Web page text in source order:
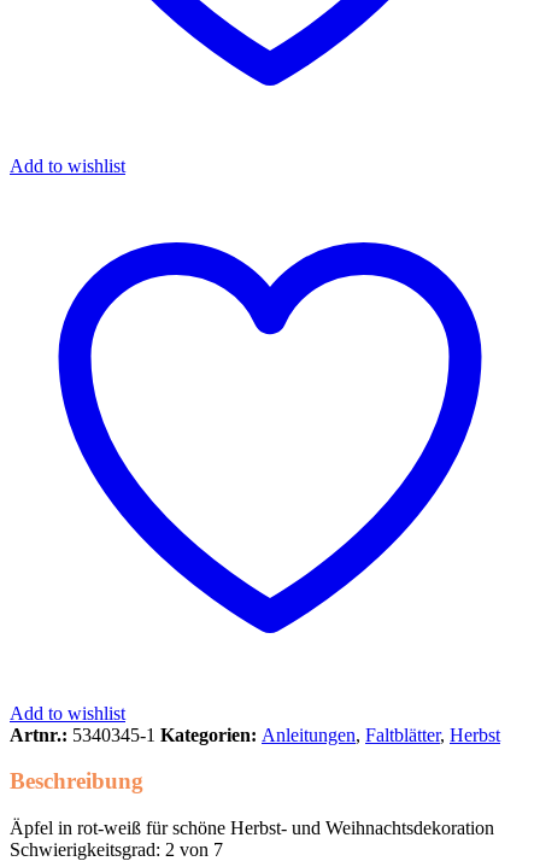
Add to wishlist
Add to wishlist
Artnr.: 5340345-1 Kategorien: Anleitungen, Faltblätter, Herbst
Beschreibung
Äpfel in rot-weiß für schöne Herbst- und Weihnachtsdekoration
Schwierigkeitsgrad: 2 von 7